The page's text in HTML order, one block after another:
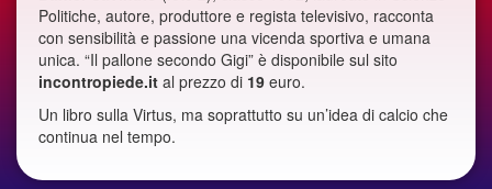
Politiche, autore, produttore e regista televisivo, racconta
con sensibilità e passione una vicenda sportiva e umana
unica. “Il pallone secondo Gigi” è disponibile sul sito
incontropiede.it al prezzo di 19 euro.
Un libro sulla Virtus, ma soprattutto su un’idea di calcio che
continua nel tempo.